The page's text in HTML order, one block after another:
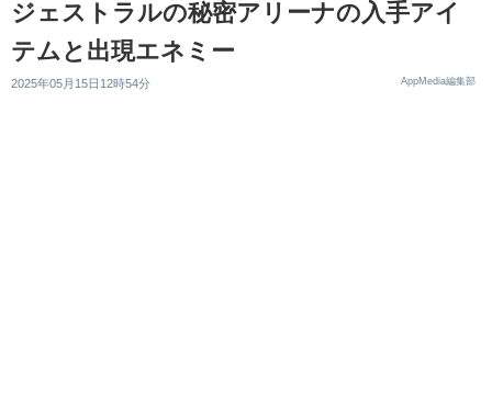
ジェストラルの秘密アリーナの入手アイ
テムと出現エネミー
2025年05月15日12時54分 AppMedia編集部